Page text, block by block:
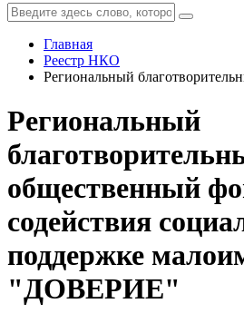
Главная
Реестр НКО
Региональный
Региональный
общественный
содействия
поддержке
"ДОВЕРИЕ"